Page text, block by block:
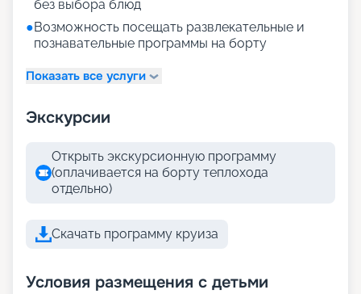
без выбора блюд
●Возможность посещать развлекательные и
познавательные программы на борту
Показать все услуги
Экскурсии
Открыть экскурсионную программу
(оплачивается на борту теплохода
отдельно)
Скачать программу круиза
Условия размещения с детьми